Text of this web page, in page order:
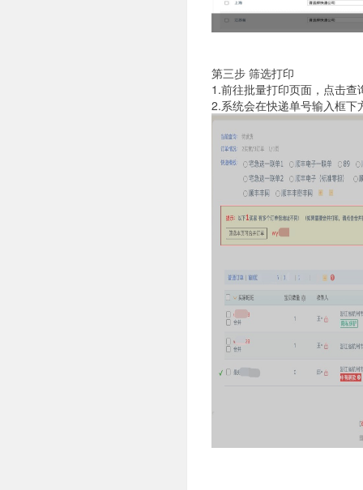
第三步 筛选打印
1.前往批量打印页面，点击
2.系统会在快递单号输入框